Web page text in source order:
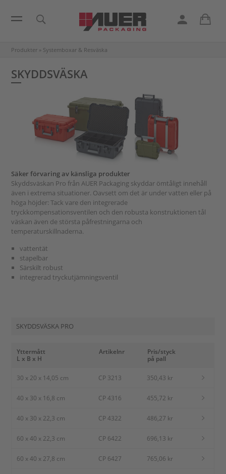
Produkter » Systemboxar & Resväska
SKYDDSVÄSKA
Säker förvaring av känsliga produkter
Skyddsväskan Pro från AUER Packaging skyddar ömtåligt innehåll
även i extrema situationer. Oavsett om det är under vatten eller på
höga höjder: Tack vare den integrerade
tryckkompensationsventilen och den robusta konstruktionen tål
väskan även de största påfrestningarna och
temperaturskillnaderna.
vattentät
stapelbar
Särskilt robust
integrerad tryckutjämningsventil
SKYDDSVÄSKA PRO
Yttermått
L x B x H
Artikelnr
Pris/styck
på pall
30 x 20 x 14,05 cm CP 3213 350,43 kr
40 x 30 x 16,8 cm CP 4316 455,72 kr
40 x 30 x 22,3 cm CP 4322 486,27 kr
60 x 40 x 22,3 cm CP 6422 696,13 kr
60 x 40 x 27,8 cm CP 6427 765,06 kr